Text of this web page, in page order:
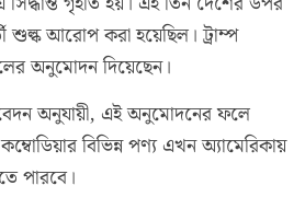
শুল্ক আরোপ করা হয়েছিল। ট্রাম্প
অনুমোদন দিয়েছেন।
অনুযায়ী, এই অনুমোদনের ফলে
বিভিন্ন পণ্য এখন অ্যামেরিকায়
পারবে।